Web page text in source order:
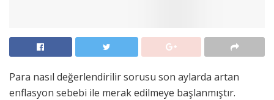
Para nasıl değerlendirilir sorusu son aylarda artan
enflasyon sebebi ile merak edilmeye başlanmıştır.